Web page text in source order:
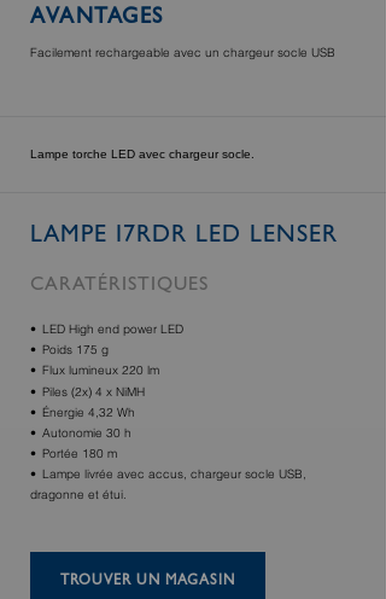
AVANTAGES
Facilement rechargeable avec un chargeur socle USB
Lampe torche LED avec chargeur socle.
LAMPE I7RDR LED LENSER
CARATÉRISTIQUES
LED High end power LED
Poids 175 g
Flux lumineux 220 lm
Piles (2x) 4 x NiMH
Énergie 4,32 Wh
Autonomie 30 h
Portée 180 m
Lampe livrée avec accus, chargeur socle USB,
dragonne et étui.
TROUVER UN MAGASIN